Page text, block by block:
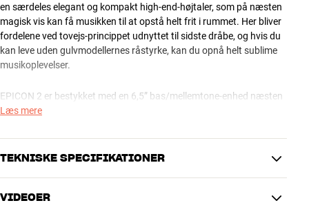
en særdeles elegant og kompakt high-end-højtaler, som på næsten
magisk vis kan få musikken til at opstå helt frit i rummet. Her bliver
fordelene ved tovejs-princippet udnyttet til sidste dråbe, og hvis du
kan leve uden gulvmodellernes råstyrke, kan du opnå helt sublime
musikoplevelser.
EPICON 2 er bestykket med en 6,5” bas/mellemtone-enhed næsten
magen til den, der sidder i EPICON 6, inkl. den unikke Linear Drive
diskant sin del af æren for den enestående luftige og musikalske
gengivelse.
Læs mere
TEKNISKE SPECIFIKATIONER
VIDEOER